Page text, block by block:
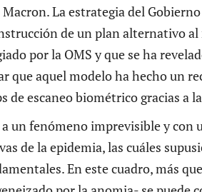
La estrategia del
de un plan alternativo
por la OMS y que se ha
que aquel modelo ha hecho un
de escaneo biométrico gracias a
un fenómeno imprevisible y
de la epidemia, las cuáles
En este cuadro, más